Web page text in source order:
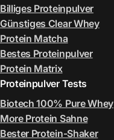
Billiges Proteinpulver
Günstiges Clear Whey
Protein Matcha
Bestes Proteinpulver
Protein Matrix
Proteinpulver Tests
Biotech 100% Pure Whey
More Protein Sahne
Bester Protein-Shaker